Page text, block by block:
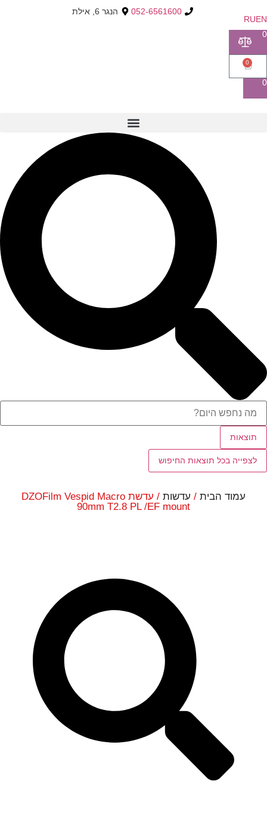
052-6561600
הנגר 6, אילת
RU
0
תוצאות
לצפייה בכל תוצאות החיפוש
עמוד הבית/ עדשות
/ עדשת DZOFilm Vespid Macro
90mm T2.8 PL /EF mount